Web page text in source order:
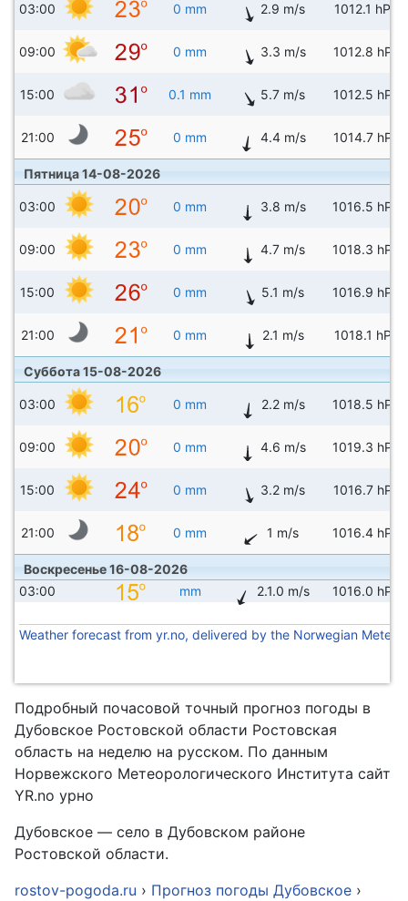
03:00 0 mm 2.9 m/s 1012.1 hPa
09:00 0 mm 3.3 m/s 1012.8 hPa
15:00 0.1 mm 5.7 m/s 1012.5 hPa
21:00 0 mm 4.4 m/s 1014.7 hPa
Пятница 14-08-2026
03:00 0 mm 3.8 m/s 1016.5 hPa
09:00 0 mm 4.7 m/s 1018.3 hPa
15:00 0 mm 5.1 m/s 1016.9 hPa
21:00 0 mm 2.1 m/s 1018.1 hPa
Суббота 15-08-2026
03:00 0 mm 2.2 m/s 1018.5 hPa
09:00 0 mm 4.6 m/s 1019.3 hPa
15:00 0 mm 3.2 m/s 1016.7 hPa
21:00 0 mm 1 m/s 1016.4 hPa
Воскресенье 16-08-2026
03:00
mm 2.1.0 m/s 1016.0 hPa
Weather forecast from yr.no, delivered by the Norwegian
Подробный почасовой точный прогноз погоды в
Дубовское Ростовской области Ростовская
область на неделю на русском. По данным
Норвежского Метеорологического Института сайт
YR.no урно
Дубовское — село в Дубовском районе
Ростовской области.
rostov-pogoda.ru › Прогноз погоды Дубовское ›